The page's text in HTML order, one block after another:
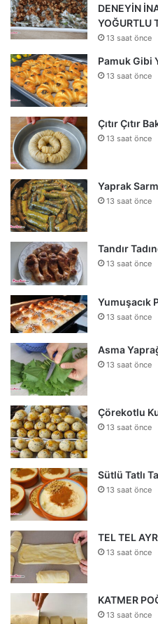
DENEYİN
YOĞURTLU
13 saat önce
Pamuk Gibi
13 saat önce
Çıtır Çıtır
13 saat önce
Yaprak
13 saat önce
Tandır
13 saat önce
Yumuşacık
13 saat önce
Asma
13 saat önce
Çörekotlu
13 saat önce
Sütlü Tatlı
13 saat önce
TEL TEL
13 saat önce
KATMER
13 saat önce